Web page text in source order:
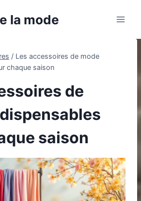
la mode
/ Les accessoires de mode
chaque saison
de
saison